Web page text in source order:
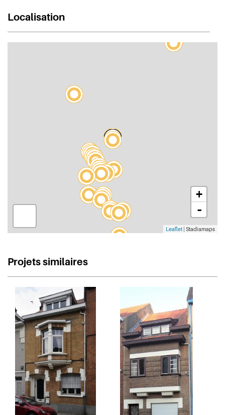
Localisation
+
-
Leaflet | Stadiamaps
Projets similaires